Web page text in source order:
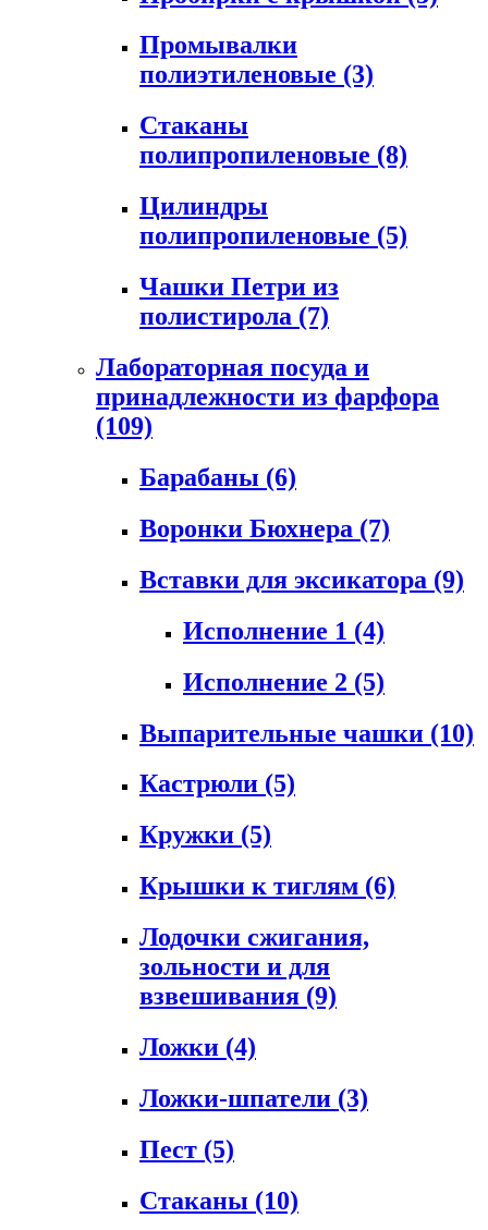
Промывалки
полиэтиленовые (3)
Стаканы
полипропиленовые (8)
Цилиндры
полипропиленовые (5)
Чашки Петри из
полистирола (7)
Лабораторная посуда и
принадлежности из фарфора
(109)
Барабаны (6)
Воронки Бюхнера (7)
Вставки для эксикатора (9)
Исполнение 1 (4)
Исполнение 2 (5)
Выпарительные чашки (10)
Кастрюли (5)
Кружки (5)
Крышки к тиглям (6)
Лодочки сжигания,
зольности и для
взвешивания (9)
Ложки (4)
Ложки-шпатели (3)
Пест (5)
Стаканы (10)